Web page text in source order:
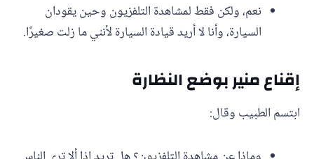
نعم، ولكن فقط لمشاهدة التلفزيون وحين يقودان
السيارة، وأنا لا أريد قيادة السيارة لأنني ما زلت صغيرًا.
إقناع منير بوضع النظارة
ابتسم الطبيب وقال: